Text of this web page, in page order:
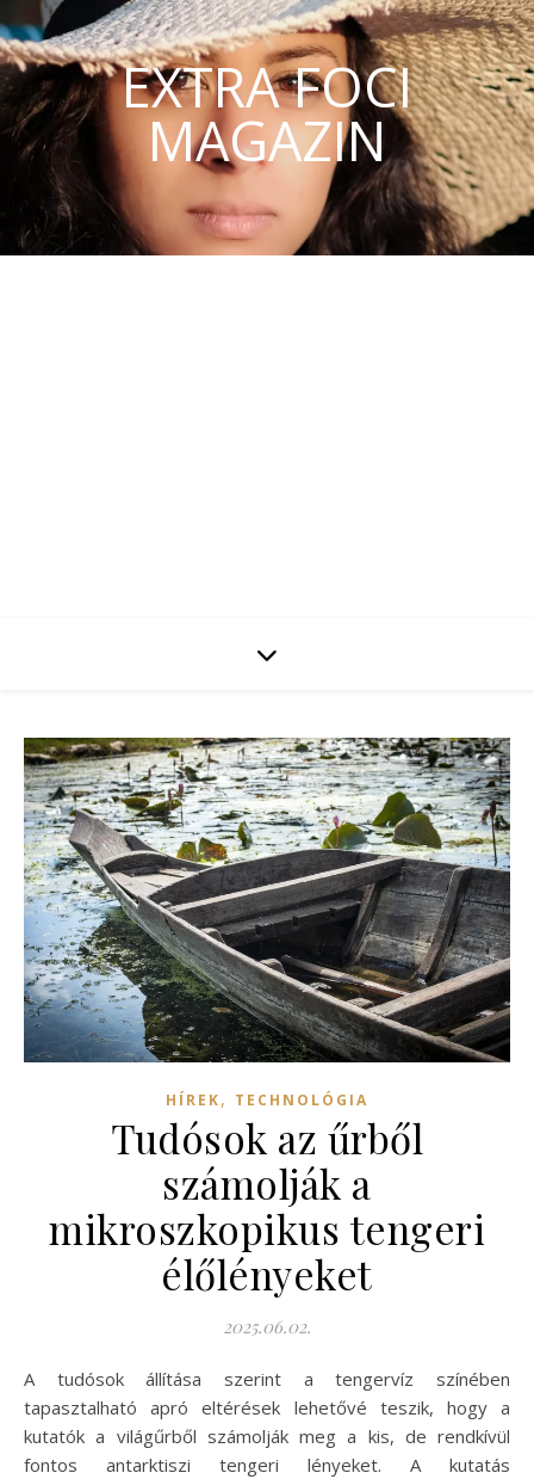
EXTRA FOCI
MAGAZIN
HÍREK, TECHNOLÓGIA
Tudósok az űrből
számolják a
mikroszkopikus tengeri
élőlényeket
2025.06.02.
A tudósok állítása szerint a tengervíz színében
tapasztalható apró eltérések lehetővé teszik, hogy a
kutatók a világűrből számolják meg a kis, de rendkívül
fontos antarktiszi tengeri lényeket. A kutatás